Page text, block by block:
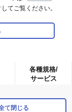
てご覧ください。
各種規格/
サービス
て閉じる